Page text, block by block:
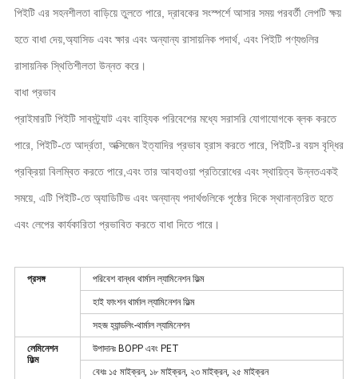
পিইটি এর সহনশীলতা বাড়িয়ে তুলতে পারে, দ্রাবকের সংস্পর্শে আসার সময় পরবর্তী লেপটি ক্ষয়
হতে বাধা দেয়,অ্যাসিড এবং ক্ষার এবং অন্যান্য রাসায়নিক পদার্থ, এবং পিইটি পণ্যগুলির
রাসায়নিক স্থিতিশীলতা উন্নত করে।
বাধা প্রভাব
প্রাইমারটি পিইটি সাবস্ট্র্যাট এবং বাহ্যিক পরিবেশের মধ্যে সরাসরি যোগাযোগকে ব্লক করতে
পারে, পিইটি-তে আর্দ্রতা, অক্সিজেন ইত্যাদির প্রভাব হ্রাস করতে পারে, পিইটি-র বয়স বৃদ্ধির
প্রক্রিয়া বিলম্বিত করতে পারে,এবং তার আবহাওয়া প্রতিরোধের এবং স্থায়িত্ব উন্নতএকই
সময়ে, এটি পিইটি-তে অ্যাডিটিভ এবং অন্যান্য পদার্থগুলিকে পৃষ্ঠের দিকে স্থানান্তরিত হতে
এবং লেপের কার্যকারিতা প্রভাবিত করতে বাধা দিতে পারে।
প্রসঙ্গ পরিবেশ বান্ধব থার্মাল ল্যামিনেশন ফিল্ম
হাই ফাংশন থার্মাল ল্যামিনেশন ফিল্ম
সহজ হ্যান্ডলিং-থার্মাল ল্যামিনেশন
লেমিনেশন
ফিল্ম
উপাদানঃ BOPP এবং PET
বেধঃ ১৫ মাইক্রন, ১৮ মাইক্রন, ২৩ মাইক্রন, ২৫ মাইক্রন